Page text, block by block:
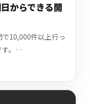
からできる開
10,000件以上行っ
す。…